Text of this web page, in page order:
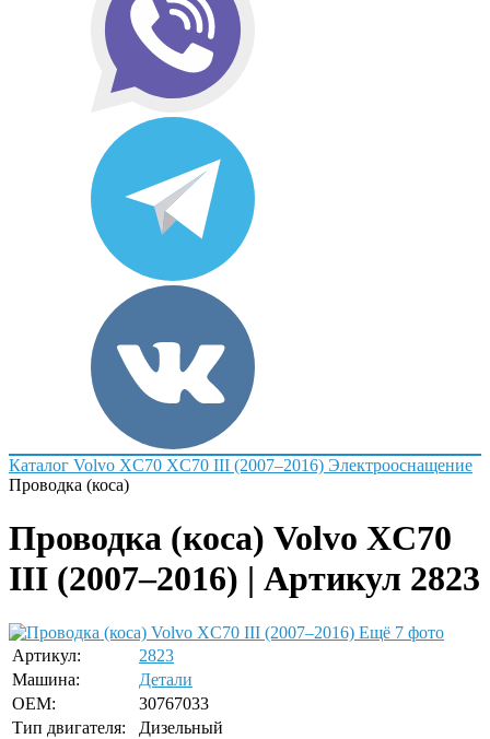
Каталог Volvo XC70 XC70 III (2007–2016) Электрооснащение
Проводка (коса)
Проводка (коса) Volvo XC70
III (2007–2016) | Артикул 2823
Ещё 7 фото
Артикул:
2823
Машина:
Детали
OEM:
30767033
Тип двигателя:
Дизельный